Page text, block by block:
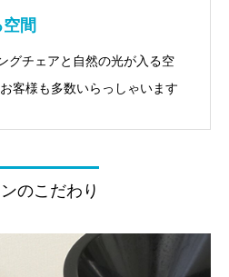
間
グチェアと自然の光が入る空
客様も多数いらっしゃいます
のこだわり